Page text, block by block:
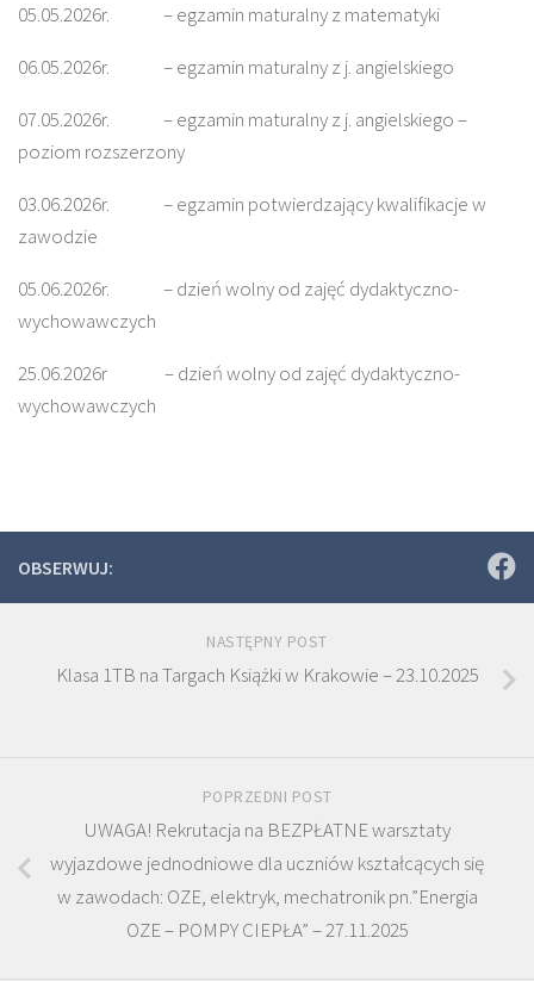
05.05.2026r. – egzamin maturalny z matematyki
06.05.2026r. – egzamin maturalny z j. angielskiego
07.05.2026r. – egzamin maturalny z j. angielskiego –
poziom rozszerzony
03.06.2026r. – egzamin potwierdzający kwalifikacje w
zawodzie
05.06.2026r. – dzień wolny od zajęć dydaktyczno-
wychowawczych
25.06.2026r – dzień wolny od zajęć dydaktyczno-
wychowawczych
OBSERWUJ:
NASTĘPNY POST
Klasa 1TB na Targach Książki w Krakowie – 23.10.2025
POPRZEDNI POST
UWAGA! Rekrutacja na BEZPŁATNE warsztaty
wyjazdowe jednodniowe dla uczniów kształcących się
w zawodach: OZE, elektryk, mechatronik pn.”Energia
OZE – POMPY CIEPŁA” – 27.11.2025